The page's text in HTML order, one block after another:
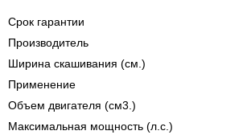
Срок гарантии
Производитель
Ширина скашивания (см.)
Применение
Объем двигателя (см3.)
Максимальная мощность (л.с.)